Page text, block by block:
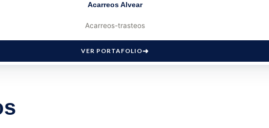
Acarreos Alvear
Acarreos-trasteos
VER PORTAFOLIO